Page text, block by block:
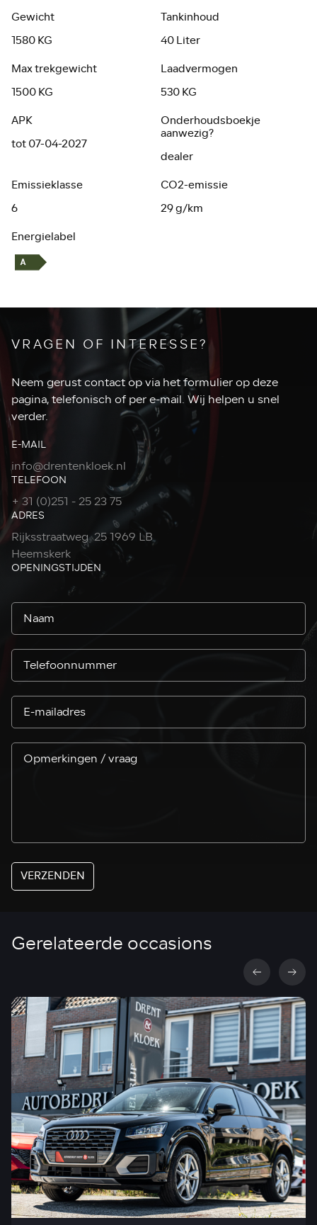
Gewicht
1580 KG
Tankinhoud
40 Liter
Max trekgewicht
1500 KG
Laadvermogen
530 KG
APK
tot 07-04-2027
Onderhoudsboekje
aanwezig?
dealer
Emissieklasse
6
CO2-emissie
29 g/km
Energielabel
VRAGEN OF INTERESSE?
Neem gerust contact op via het formulier op deze
pagina, telefonisch of per e-mail. Wij helpen u snel
verder.
E-MAIL
info@drentenkloek.nl
TELEFOON
+ 31 (0)251 - 25 23 75
ADRES
Rijksstraatweg 25 1969 LB
Heemskerk
OPENINGSTIJDEN
VERZENDEN
Gerelateerde occasions